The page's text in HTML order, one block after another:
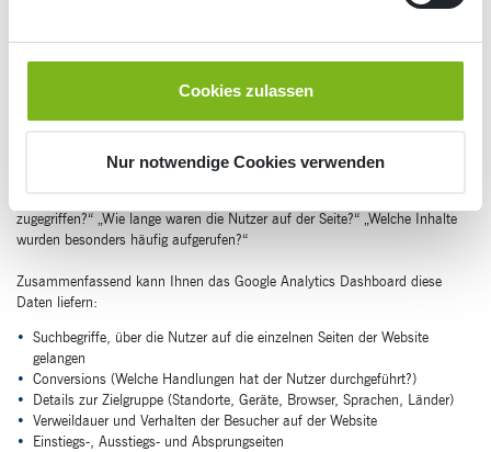
Cookies zulassen
Nur notwendige Cookies verwenden
Welche Daten können in Google Analytics
aufgerufen werden?
Nutzer auf Ihre Website gestoßen sind. Über soziale Medien, über die
Außerdem analysiert es das Verhalten Ihrer Nutzer (interessant fürs
zugegriffen?“ „Wie lange waren die Nutzer auf der Seite?“ „Welche Inhalte
wurden besonders häufig aufgerufen?“
Zusammenfassend kann Ihnen das Google Analytics Dashboard diese
Daten liefern:
Suchbegriffe, über die Nutzer auf die einzelnen Seiten der Website
gelangen
Conversions (Welche Handlungen hat der Nutzer durchgeführt?)
Details zur Zielgruppe (Standorte, Geräte, Browser, Sprachen, Länder)
Verweildauer und Verhalten der Besucher auf der Website
Einstiegs-, Ausstiegs- und Absprungseiten